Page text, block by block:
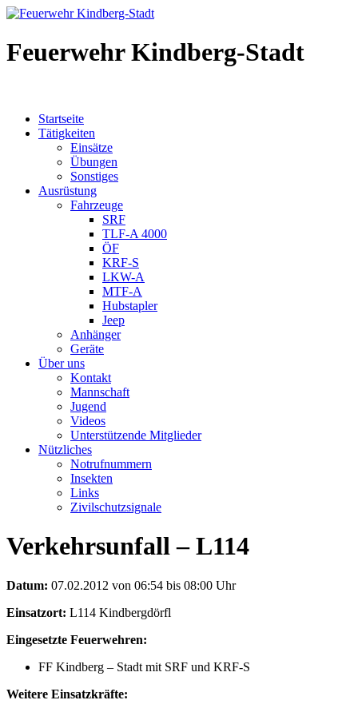
Feuerwehr Kindberg-Stadt
Startseite
Tätigkeiten
Einsätze
Übungen
Sonstiges
Ausrüstung
Fahrzeuge
SRF
TLF-A 4000
ÖF
KRF-S
LKW-A
MTF-A
Hubstapler
Jeep
Anhänger
Geräte
Über uns
Kontakt
Mannschaft
Jugend
Videos
Unterstützende Mitglieder
Nützliches
Notrufnummern
Insekten
Links
Zivilschutzsignale
Verkehrsunfall – L114
Datum: 07.02.2012 von 06:54 bis 08:00 Uhr
Einsatzort: L114 Kindbergdörfl
Eingesetzte Feuerwehren:
FF Kindberg – Stadt mit SRF und KRF-S
Weitere Einsatzkräfte: